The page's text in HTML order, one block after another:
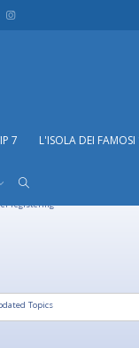
7 L'ISOLA DEI
registering
Topics